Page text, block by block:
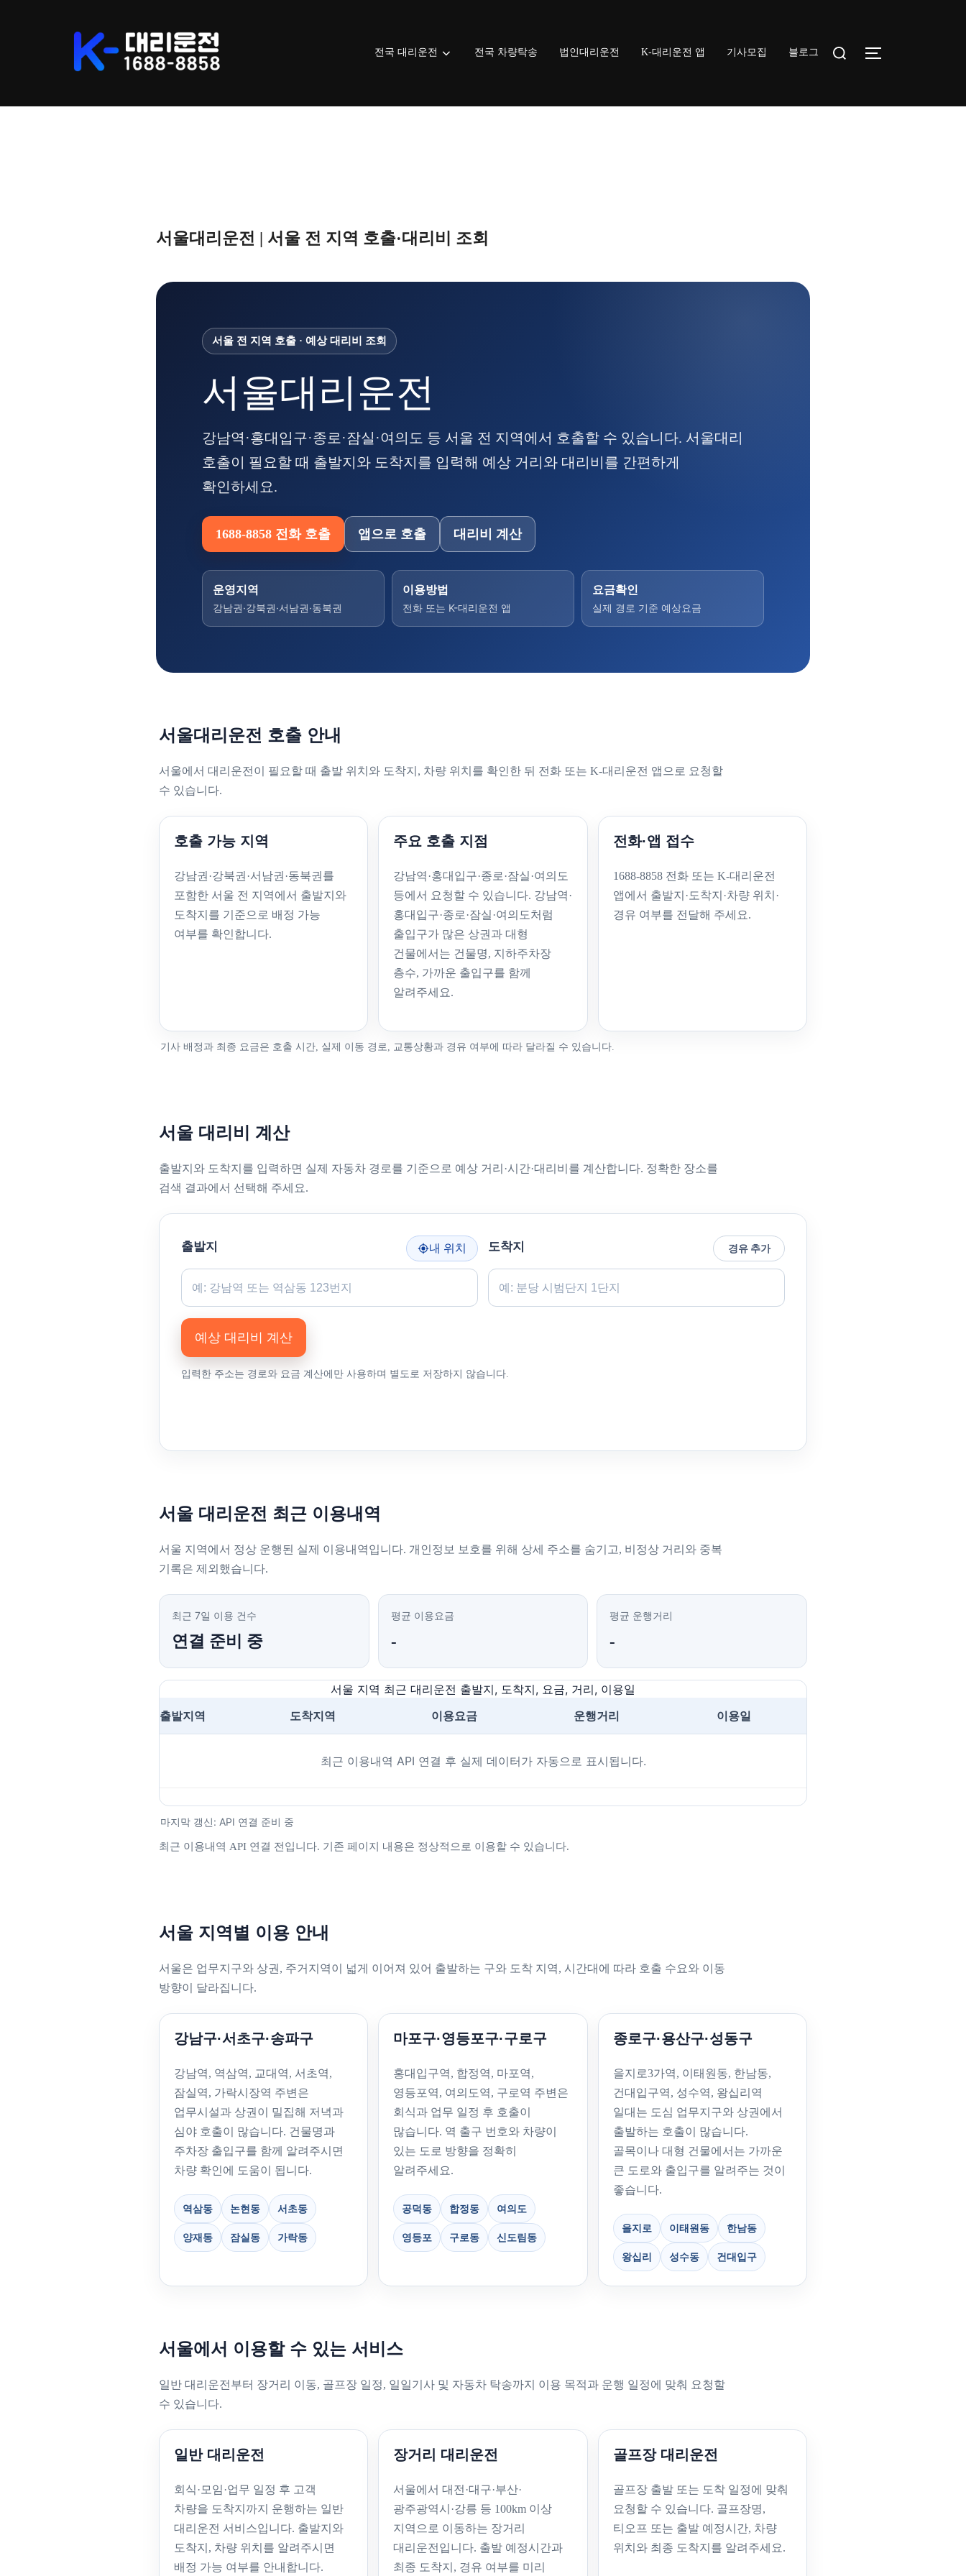
전국 대리운전 전국 차량탁송 법인대리운전 K-대리운전 앱 기사모집 블로그
Search
TOGGLE
서울대리운전 | 서울 전 지역 호출·대리비 조회
서울 전 지역 호출 · 예상 대리비 조회
서울대리운전
강남역·홍대입구·종로·잠실·여의도 등 서울 전 지역에서 호출할 수 있습니다. 서울대리
호출이 필요할 때 출발지와 도착지를 입력해 예상 거리와 대리비를 간편하게
확인하세요.
1688-8858 전화 호출 앱으로 호출 대리비 계산
운영지역
강남권·강북권·서남권·동북권
이용방법
전화 또는 K-대리운전 앱
요금확인
실제 경로 기준 예상요금
서울대리운전 호출 안내
서울에서 대리운전이 필요할 때 출발 위치와 도착지, 차량 위치를 확인한 뒤 전화 또는 K-대리운전 앱으로 요청할
수 있습니다.
호출 가능 지역
강남권·강북권·서남권·동북권를
포함한 서울 전 지역에서 출발지와
도착지를 기준으로 배정 가능
여부를 확인합니다.
주요 호출 지점
강남역·홍대입구·종로·잠실·여의도
등에서 요청할 수 있습니다. 강남역·
홍대입구·종로·잠실·여의도처럼
출입구가 많은 상권과 대형
건물에서는 건물명, 지하주차장
층수, 가까운 출입구를 함께
알려주세요.
전화·앱 접수
1688-8858 전화 또는 K-대리운전
앱에서 출발지·도착지·차량 위치·
경유 여부를 전달해 주세요.
기사 배정과 최종 요금은 호출 시간, 실제 이동 경로, 교통상황과 경유 여부에 따라 달라질 수 있습니다.
서울 대리비 계산
출발지와 도착지를 입력하면 실제 자동차 경로를 기준으로 예상 거리·시간·대리비를 계산합니다. 정확한 장소를
검색 결과에서 선택해 주세요.
출발지 내 위치 도착지 경유 추가
예상 대리비 계산
입력한 주소는 경로와 요금 계산에만 사용하며 별도로 저장하지 않습니다.
서울 대리운전 최근 이용내역
서울 지역에서 정상 운행된 실제 이용내역입니다. 개인정보 보호를 위해 상세 주소를 숨기고, 비정상 거리와 중복
기록은 제외했습니다.
최근 7일 이용 건수
연결 준비 중
평균 이용요금
-
평균 운행거리
-
서울 지역 최근 대리운전 출발지, 도착지, 요금, 거리, 이용일
출발지역
도착지역 이용요금 운행거리 이용일
최근 이용내역 API 연결 후 실제 데이터가 자동으로 표시됩니다.
마지막 갱신: API 연결 준비 중
최근 이용내역 API 연결 전입니다. 기존 페이지 내용은 정상적으로 이용할 수 있습니다.
서울 지역별 이용 안내
서울은 업무지구와 상권, 주거지역이 넓게 이어져 있어 출발하는 구와 도착 지역, 시간대에 따라 호출 수요와 이동
방향이 달라집니다.
강남구·서초구·송파구
강남역, 역삼역, 교대역, 서초역,
잠실역, 가락시장역 주변은
업무시설과 상권이 밀집해 저녁과
심야 호출이 많습니다. 건물명과
주차장 출입구를 함께 알려주시면
차량 확인에 도움이 됩니다.
역삼동 논현동 서초동
양재동 잠실동 가락동
마포구·영등포구·구로구
홍대입구역, 합정역, 마포역,
영등포역, 여의도역, 구로역 주변은
회식과 업무 일정 후 호출이
많습니다. 역 출구 번호와 차량이
있는 도로 방향을 정확히
알려주세요.
공덕동 합정동 여의도
영등포 구로동 신도림동
종로구·용산구·성동구
을지로3가역, 이태원동, 한남동,
건대입구역, 성수역, 왕십리역
일대는 도심 업무지구와 상권에서
출발하는 호출이 많습니다.
골목이나 대형 건물에서는 가까운
큰 도로와 출입구를 알려주는 것이
좋습니다.
을지로 이태원동 한남동
왕십리 성수동 건대입구
서울에서 이용할 수 있는 서비스
일반 대리운전부터 장거리 이동, 골프장 일정, 일일기사 및 자동차 탁송까지 이용 목적과 운행 일정에 맞춰 요청할
수 있습니다.
일반 대리운전
회식·모임·업무 일정 후 고객
차량을 도착지까지 운행하는 일반
대리운전 서비스입니다. 출발지와
도착지, 차량 위치를 알려주시면
배정 가능 여부를 안내합니다.
장거리 대리운전
서울에서 대전·대구·부산·
광주광역시·강릉 등 100km 이상
지역으로 이동하는 장거리
대리운전입니다. 출발 예정시간과
최종 도착지, 경유 여부를 미리
골프장 대리운전
골프장 출발 또는 도착 일정에 맞춰
요청할 수 있습니다. 골프장명,
티오프 또는 출발 예정시간, 차량
위치와 최종 도착지를 알려주세요.